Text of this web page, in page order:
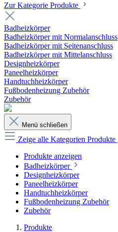
Zur Kategorie Produkte
Badheizkörper
Badheizkörper mit Normalanschluss
Badheizkörper mit Seitenanschluss
Badheizkörper mit Mittelanschluss
Designheizkörper
Paneelheizkörper
Handtuchheizkörper
Fußbodenheizung Zubehör
Zubehör
Menü schließen
Zeige alle Kategorien Produkte
Produkte anzeigen
Badheizkörper
Designheizkörper
Paneelheizkörper
Handtuchheizkörper
Fußbodenheizung Zubehör
Zubehör
Produkte